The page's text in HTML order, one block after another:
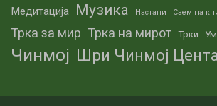
Медитација Музика Настани Саем на
Трка за мир Трка на мирот Трки
Чинмој Шри Чинмој